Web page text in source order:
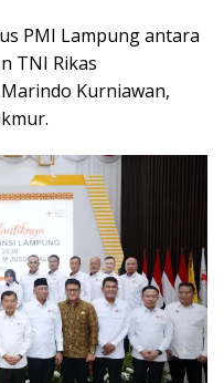
PMI Lampung antara
TNI Rikas
Kurniawan,